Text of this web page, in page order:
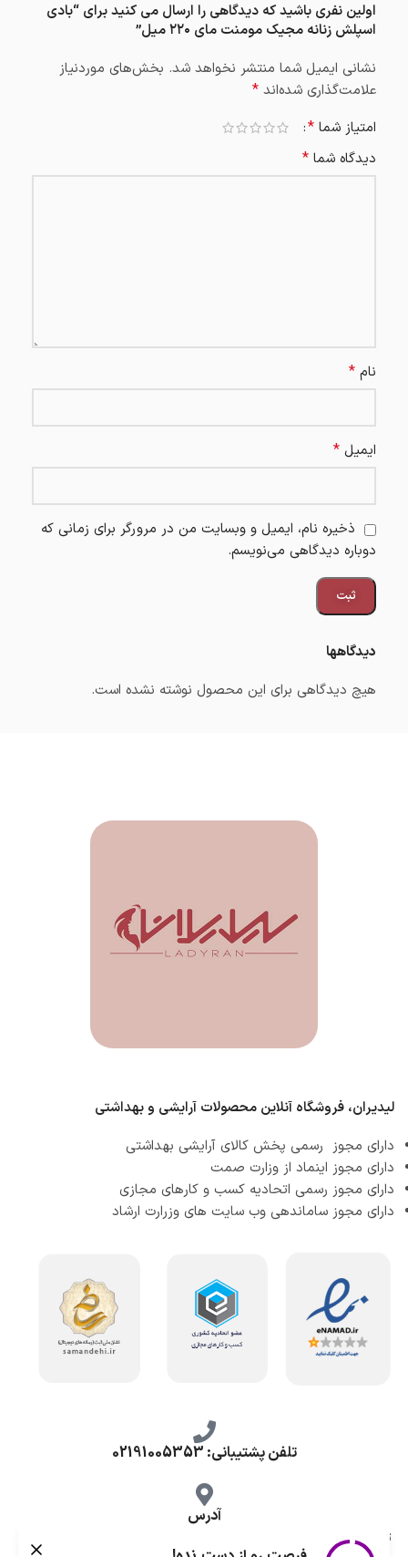
دیدگاهها
هیچ دیدگاهی برای این محصول نوشته نشده است.
اولین نفری باشید که دیدگاهی را ارسال می کنید برای “بادی
اسپلش زنانه مجیک مومنت مای ۲۲۰ میل”
نشانی ایمیل شما منتشر نخواهد شد. بخش‌های موردنیاز
علامت‌گذاری شده‌اند *
امتیاز شما *
دیدگاه شما *
نام *
ایمیل *
ذخیره نام، ایمیل و وبسایت من در مرورگر برای زمانی که
دوباره دیدگاهی می‌نویسم.
لیدیران، فروشگاه آنلاین محصولات آرایشی و بهداشتی
دارای مجوز رسمی پخش کالای آرایشی بهداشتی
دارای مجوز اینماد از وزارت صمت
دارای مجوز رسمی اتحادیه کسب و کارهای مجازی
دارای مجوز ساماندهی وب سایت های وزرارت ارشاد
تلفن پشتیبانی: 02191005353
آدرس
تهران، طرشت شمالی، خ محمد حسینی، کوچه گلناز شرقی، پلاک 10.